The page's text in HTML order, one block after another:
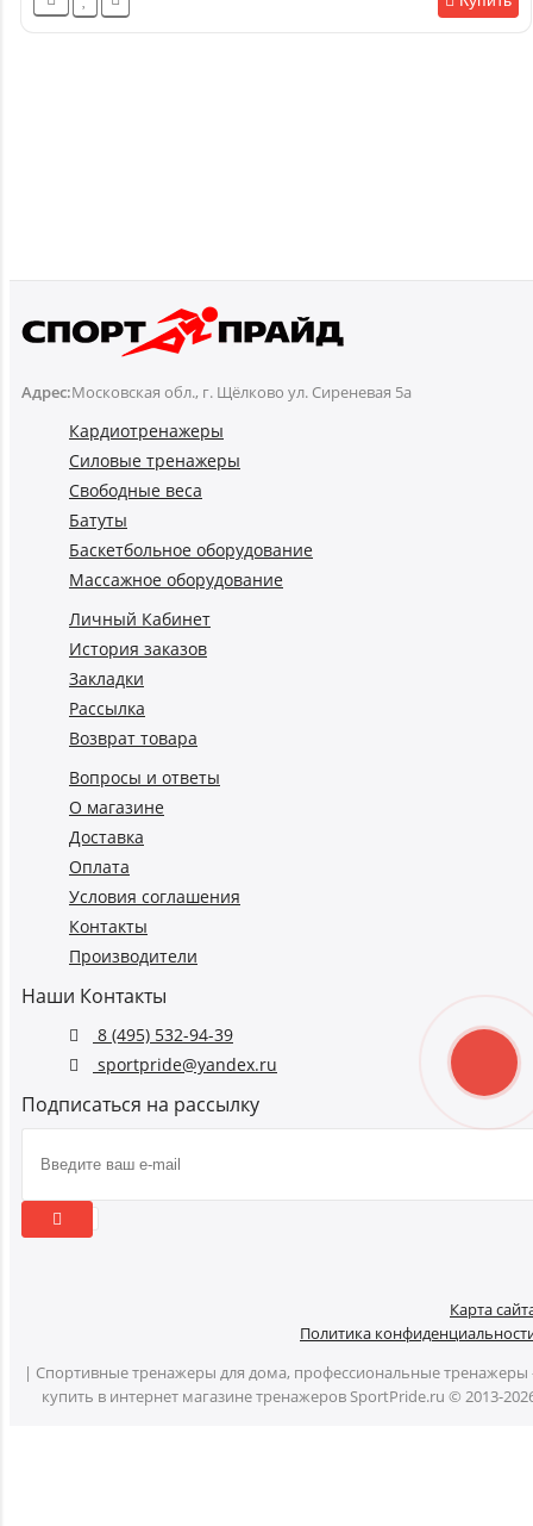
Адрес:Московская обл., г. Щёлково ул. Сиреневая 5а
Кардиотренажеры
Силовые тренажеры
Свободные веса
Батуты
Баскетбольное оборудование
Массажное оборудование
Личный Кабинет
История заказов
Закладки
Рассылка
Возврат товара
Вопросы и ответы
О магазине
Доставка
Оплата
Условия соглашения
Контакты
Производители
Наши Контакты
8 (495) 532-94-39
sportpride@yandex.ru
Подписаться на рассылку
Карта
Политика
| Спортивные тренажеры для дома, профессиональные тренажеры
купить в интернет магазине тренажеров SportPride.ru © 2013-